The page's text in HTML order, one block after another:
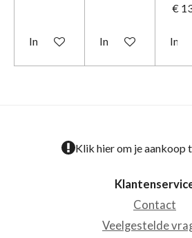
In winkelwagenIn winkelwagen
€
In
Klik hier om je aankoop
Contact
Veelgestelde